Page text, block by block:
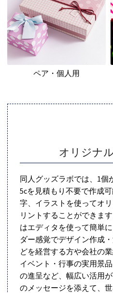
ペア・個人用
オリジナ
同人グッズラボでは、1個
5cを見積もり不要で作成
字、イラストを使ってオ
リントすることができま
はエディタを使って簡単
ダー感覚でデザイン作成
どを経営する方や会社の
イベント・行事の実用景
の進呈など、幅広い活用
のメッセージを添えて、